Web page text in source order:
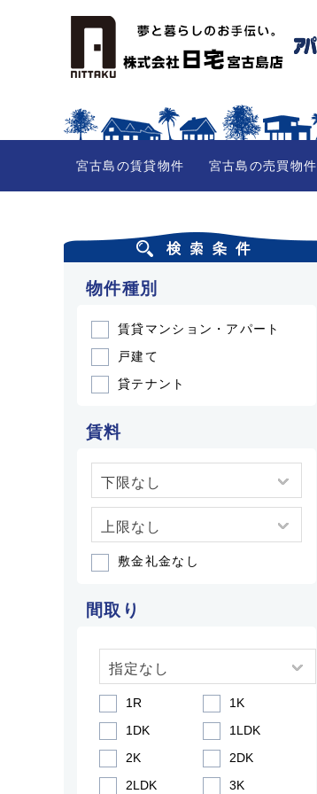
宮古島の賃貸物件 宮古島の売買物件
物件種別
賃貸マンション・アパート
戸建て
貸テナント
賃料
敷金礼金なし
間取り
1R
1K
1DK
1LDK
2K
2DK
2LDK
3K